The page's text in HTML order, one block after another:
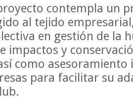
contempla un
al tejido
en gestión de la
impactos y
como asesoramiento
para facilitar su